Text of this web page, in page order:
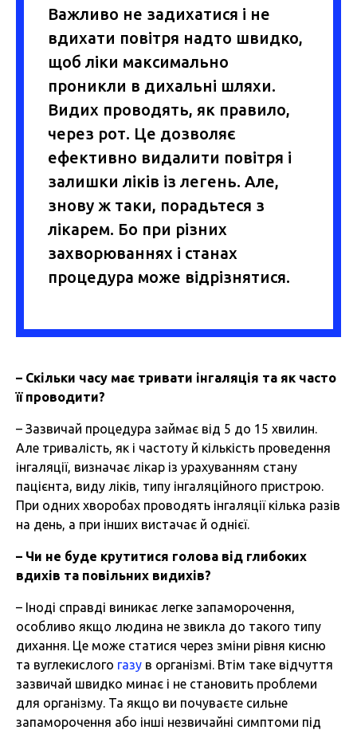
Важливо не задихатися і не
вдихати повітря надто швидко,
щоб ліки максимально
проникли в дихальні шляхи.
Видих проводять, як правило,
через рот. Це дозволяє
ефективно видалити повітря і
залишки ліків із легень. Але,
знову ж таки, порадьтеся з
лікарем. Бо при різних
захворюваннях і станах
процедура може відрізнятися.
– Скільки часу має тривати інгаляція та як часто
її проводити?
– Зазвичай процедура займає від 5 до 15 хвилин.
Але тривалість, як і частоту й кількість проведення
інгаляції, визначає лікар із урахуванням стану
пацієнта, виду ліків, типу інгаляційного пристрою.
При одних хворобах проводять інгаляції кілька разів
на день, а при інших вистачає й однієї.
– Чи не буде крутитися голова від глибоких
вдихів та повільних видихів?
– Іноді справді виникає легке запаморочення,
особливо якщо людина не звикла до такого типу
дихання. Це може статися через зміни рівня кисню
та вуглекислого газу в організмі. Втім таке відчуття
зазвичай швидко минає і не становить проблеми
для організму. Та якщо ви почуваєте сильне
запаморочення або інші незвичайні симптоми під